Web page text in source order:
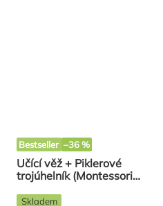
Bestseller –36 %
Učící věž + Piklerové
trojúhelník (Montessori
Skladem